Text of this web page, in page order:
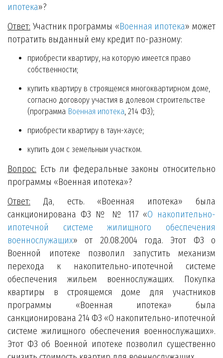
ипотека»?
Ответ: Участник программы «Военная ипотека» может
потратить выданный ему кредит по-разному:
приобрести квартиру, на которую имеется право
собственности;
купить квартиру в строящемся многоквартирном доме,
согласно договору участия в долевом строительстве
(программа Военная ипотека, 214 ФЗ);
приобрести квартиру в таун-хаусе;
купить дом с земельным участком.
Вопрос: Есть ли федеральные законы относительно
программы «Военная ипотека»?
Ответ: Да, есть. «Военная ипотека» была
санкционирована ФЗ № № 117 «О накопительно-
ипотечной системе жилищного обеспечения
военнослужащих» от 20.08.2004 года. Этот ФЗ о
Военной ипотеке позволил запустить механизм
перехода к накопительно-ипотечной системе
обеспечения жильем военнослужащих. Покупка
квартиры в строящемся доме для участников
программы «Военная ипотека» была
санкционирована 214 ФЗ «О накопительно-ипотечной
системе жилищного обеспечения военнослужащих».
Этот ФЗ об Военной ипотеке позволил существенно